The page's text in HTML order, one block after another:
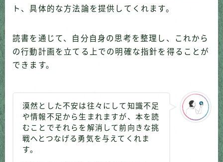
ト、具体的な方法論を提供してくれます。
読書を通じて、自分自身の思考を整理し、これから
の行動計画を立てる上での明確な指針を得ることが
できます。
漠然とした不安は往々にして知識不足
や情報不足から生まれますが、本を読
むことでそれらを解消して前向きな挑
戦へとつなげる勇気を与えてくれま
す。